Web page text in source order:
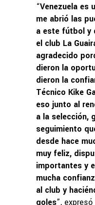
“Venezuela es
me abrió las
a este fútbol y
el club La
agradecido
dieron la
dieron la
Técnico Kike
eso junto al
a la selección,
seguimiento
desde hace
muy feliz,
importantes y
mucha
al club y
goles”,